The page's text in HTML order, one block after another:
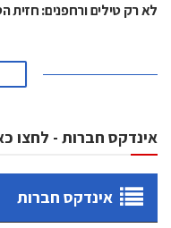
לא רק טילים ורחפנים: חזית
אינדקס חברות - לחצו
אינדקס חברות